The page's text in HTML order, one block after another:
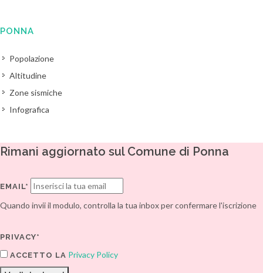
PONNA
Popolazione
Altitudine
Zone sismiche
Infografica
Rimani aggiornato sul Comune di Ponna
EMAIL*
Quando invii il modulo, controlla la tua inbox per confermare l'iscrizione
PRIVACY*
ACCETTO LA Privacy Policy